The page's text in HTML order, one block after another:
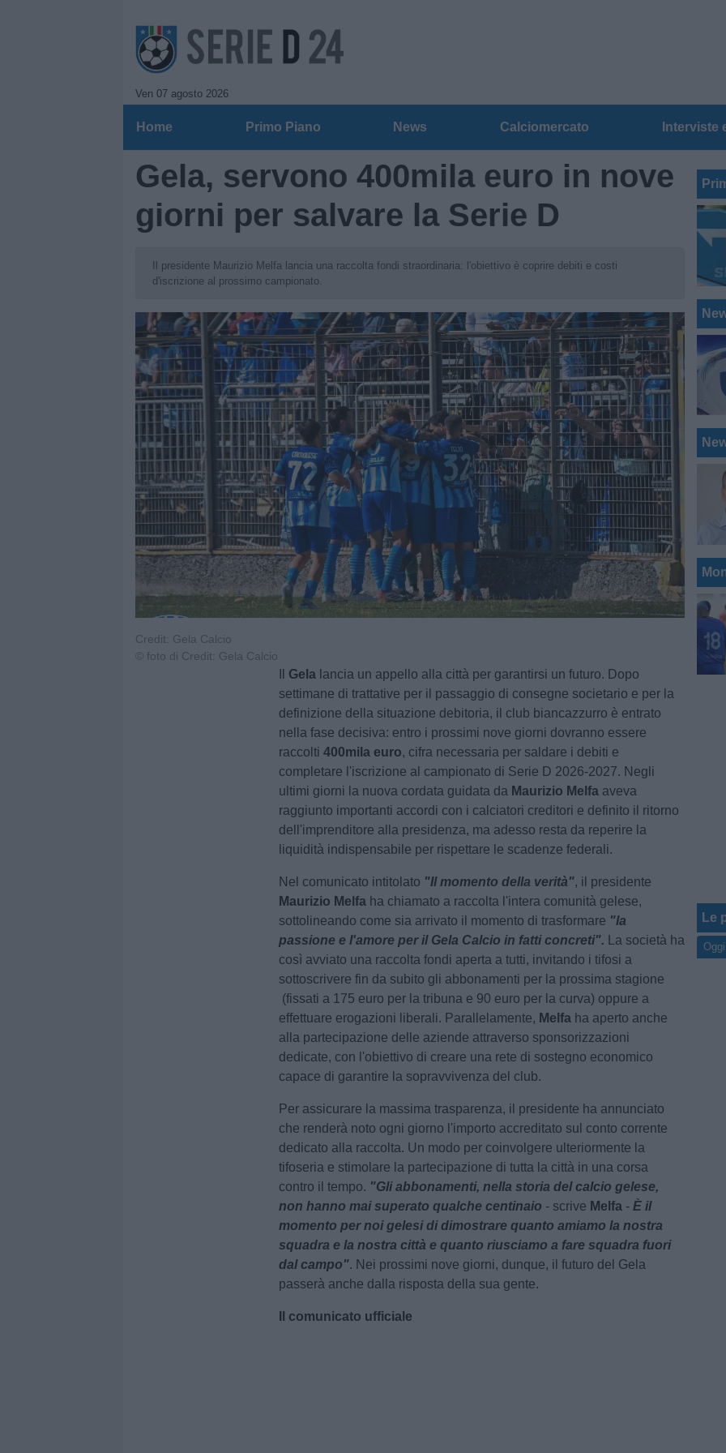
Ven 07 agosto 2026
Home Primo Piano News Calciomercato Interviste
Gela, servono 400mila euro in nove
giorni per salvare la Serie D
Il presidente Maurizio Melfa lancia una raccolta fondi straordinaria: l'obiettivo è coprire debiti e costi
d'iscrizione al prossimo campionato.
Credit: Gela Calcio
© foto di Credit: Gela Calcio
Gela lancia un appello alla città per garantirsi un futuro. Dopo
settimane di trattative per il passaggio di consegne societario e per la
definizione della situazione debitoria, il club biancazzurro è entrato
nella fase decisiva: entro i prossimi nove giorni dovranno essere
raccolti400mila euro, cifra necessaria per saldare i debiti e
completare l'iscrizione al campionato di Serie D 2026-2027. Negli
ultimi giorni la nuova cordata guidata da Maurizio Melfa aveva
raggiunto importanti accordi con i calciatori creditori e definito il ritorno
dell'imprenditore alla presidenza, ma adesso resta da reperire la
liquidità indispensabile per rispettare le scadenze federali.
Nel comunicato intitolato "Il momento della verità", il presidente
Maurizio Melfa ha chiamato a raccolta l'intera comunità gelese,
sottolineando come sia arrivato il momento di trasformare "la
passione e l'amore per il Gela Calcio in fatti concreti". La società ha
così avviato una raccolta fondi aperta a tutti, invitando i tifosi a
sottoscrivere fin da subito gli abbonamenti per la prossima stagione
(fissati a 175 euro per la tribuna e 90 euro per la curva) oppure a
effettuare erogazioni liberali. Parallelamente, Melfa ha aperto anche
alla partecipazione delle aziende attraverso sponsorizzazioni
dedicate, con l'obiettivo di creare una rete di sostegno economico
capace di garantire la sopravvivenza del club.
Per assicurare la massima trasparenza, il presidente ha annunciato
che renderà noto ogni giorno l'importo accreditato sul conto corrente
dedicato alla raccolta. Un modo per coinvolgere ulteriormente la
tifoseria e stimolare la partecipazione di tutta la città in una corsa
contro il tempo. "Gli abbonamenti, nella storia del calcio gelese,
non hanno mai superato qualche centinaio - scrive Melfa -È il
momento per noi gelesi di dimostrare quanto amiamo la nostra
squadra e la nostra città e quanto riusciamo a fare squadra fuori
dal campo". Nei prossimi nove giorni, dunque, il futuro del Gela
passerà anche dalla risposta della sua gente.
Il comunicato ufficiale
Le
Oggi